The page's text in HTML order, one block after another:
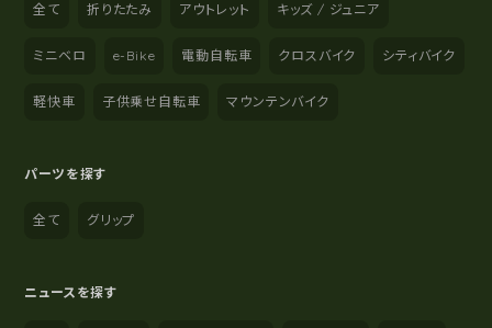
全て 折りたたみ アウトレット キッズ / ジュニア
ミニベロ e-Bike 電動自転車 クロスバイク シティバイク
軽快車 子供乗せ自転車 マウンテンバイク
パーツを探す
全て グリップ
ニュースを探す